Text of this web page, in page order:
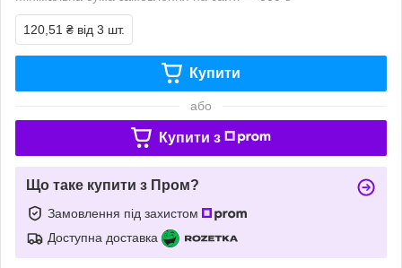
120,51 ₴ від 3 шт.
Купити
або
Купити з
Що таке купити з Пром?
Замовлення під захистом
Доступна доставка